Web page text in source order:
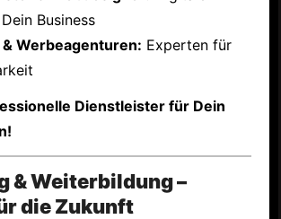
Business
Werbeagenturen: Experten für
Dienstleister für Dein
& Weiterbildung –
die Zukunft